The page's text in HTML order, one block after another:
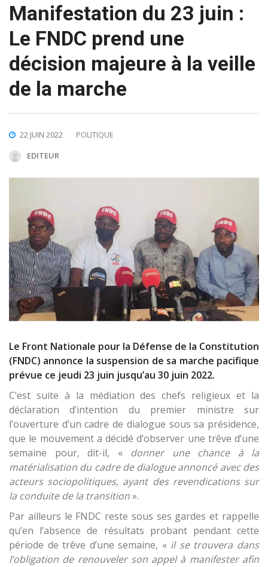
Manifestation du 23 juin :
Le FNDC prend une
décision majeure à la veille
de la marche
22 JUIN 2022
POLITIQUE
EDITEUR
Le Front Nationale pour la Défense de la Constitution
(FNDC) annonce la suspension de sa marche pacifique
prévue ce jeudi 23 juin jusqu’au 30 juin 2022.
C’est suite à la médiation des chefs religieux et la
déclaration d’intention du premier ministre sur
l’ouverture d’un cadre de dialogue sous sa présidence,
que le mouvement a décidé d’observer une trêve d’une
semaine pour, dit-il, « donner une chance à la
matérialisation du cadre de dialogue annoncé avec des
acteurs sociopolitiques, ayant des revendications sur
la conduite de la transition».
Par ailleurs le FNDC reste sous ses gardes et rappelle
qu’en l’absence de résultats probant pendant cette
période de trêve d’une semaine, « il se trouvera dans
l’obligation de renouveler son appel à manifester afin